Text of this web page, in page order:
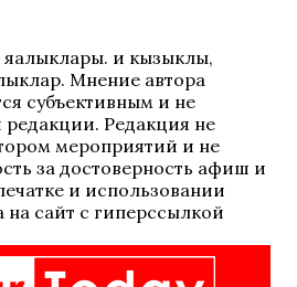
иң кызыклы,
Мнение автора
субъективным и не
редакции. Редакция не
мероприятий и не
за достоверность афиш и
и использовании
на сайт с гиперссылкой